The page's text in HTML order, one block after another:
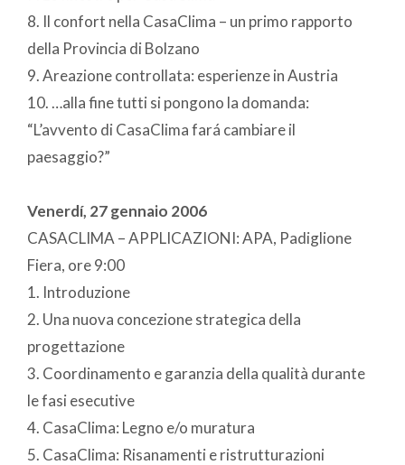
8. Il confort nella CasaClima – un primo rapporto
della Provincia di Bolzano
9. Areazione controllata: esperienze in Austria
10. …alla fine tutti si pongono la domanda:
“L’avvento di CasaClima fará cambiare il
paesaggio?”
Venerdí, 27 gennaio 2006
CASACLIMA – APPLICAZIONI: APA, Padiglione
Fiera, ore 9:00
1. Introduzione
2. Una nuova concezione strategica della
progettazione
3. Coordinamento e garanzia della qualità durante
le fasi esecutive
4. CasaClima: Legno e/o muratura
5. CasaClima: Risanamenti e ristrutturazioni